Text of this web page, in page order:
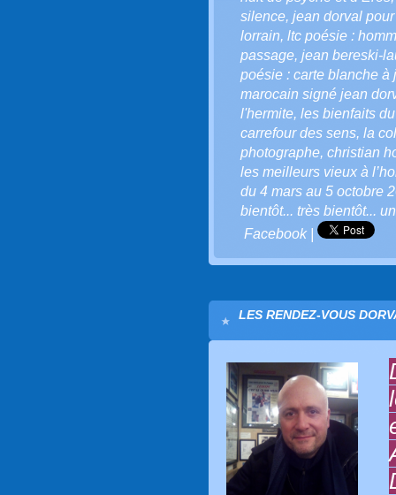
silence, jean dorval
lorrain, ltc poésie :
passage, jean bereski-
poésie : carte blanche à
marocain signé jean
l'hermite, les bienfaits
carrefour des sens, la
photographe, christian
les meilleurs vieux à
du 4 mars au 5 octobre
bientôt... très bientôt...
Facebook|
LES RENDEZ-VOUS